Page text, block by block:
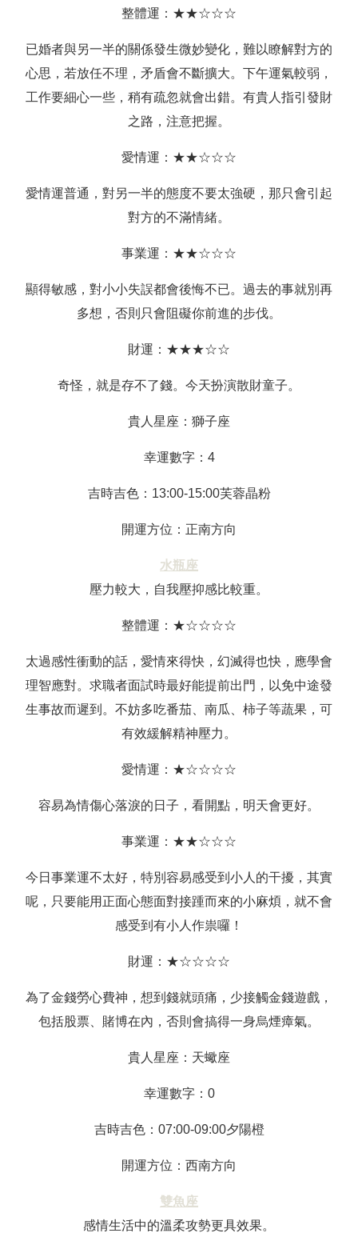
整體運：★★☆☆☆
已婚者與另一半的關係發生微妙變化，難以瞭解對方的
心思，若放任不理，矛盾會不斷擴大。下午運氣較弱，
工作要細心一些，稍有疏忽就會出錯。有貴人指引發財
之路，注意把握。
愛情運：★★☆☆☆
愛情運普通，對另一半的態度不要太強硬，那只會引起
對方的不滿情緒。
事業運：★★☆☆☆
顯得敏感，對小小失誤都會後悔不已。過去的事就別再
多想，否則只會阻礙你前進的步伐。
財運：★★★☆☆
奇怪，就是存不了錢。今天扮演散財童子。
貴人星座：獅子座
幸運數字：4
吉時吉色：13:00-15:00芙蓉晶粉
開運方位：正南方向
水瓶座
壓力較大，自我壓抑感比較重。
整體運：★☆☆☆☆
太過感性衝動的話，愛情來得快，幻滅得也快，應學會
理智應對。求職者面試時最好能提前出門，以免中途發
生事故而遲到。不妨多吃番茄、南瓜、柿子等蔬果，可
有效緩解精神壓力。
愛情運：★☆☆☆☆
容易為情傷心落淚的日子，看開點，明天會更好。
事業運：★★☆☆☆
今日事業運不太好，特別容易感受到小人的干擾，其實
呢，只要能用正面心態面對接踵而來的小麻煩，就不會
感受到有小人作祟囉！
財運：★☆☆☆☆
為了金錢勞心費神，想到錢就頭痛，少接觸金錢遊戲，
包括股票、賭博在內，否則會搞得一身烏煙瘴氣。
貴人星座：天蠍座
幸運數字：0
吉時吉色：07:00-09:00夕陽橙
開運方位：西南方向
雙魚座
感情生活中的溫柔攻勢更具效果。